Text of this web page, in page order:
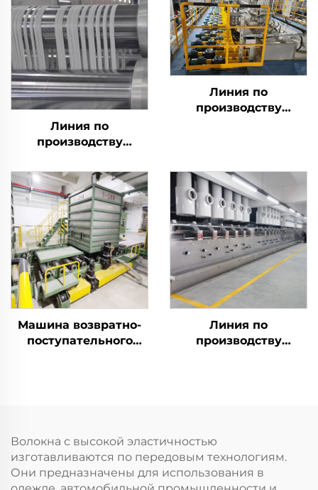
Линия по
производству
штапельного волокна
PLA Машина для
производства
кукурузного волокна
Линия по
производству
температурой
плавления Машина
для производства
композитного
штапельного волокна
Машина возвратно-
поступательного
Линия по
производству
Волокна с высокой эластичностью
изготавливаются по передовым технологиям.
Они предназначены для использования в